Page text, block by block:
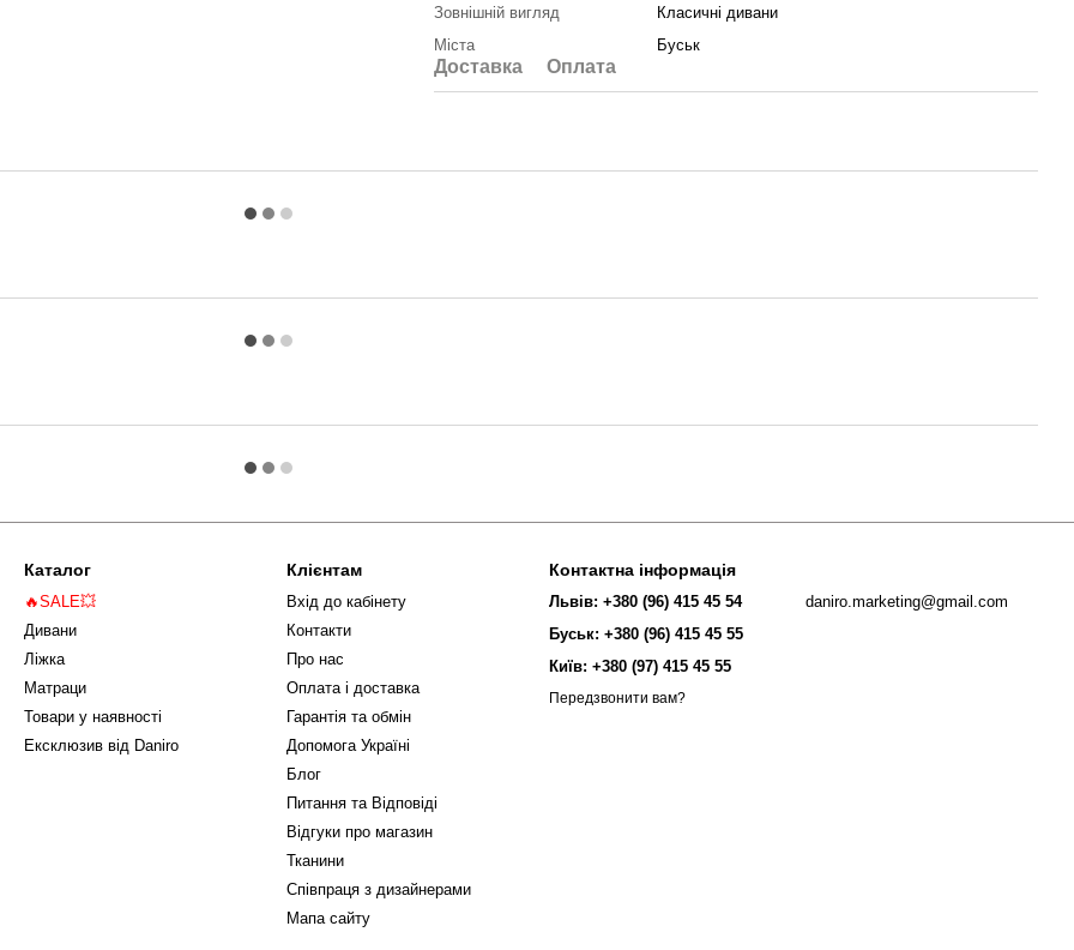
Зовнішній вигляд
Класичні дивани
Міста
Буськ
Доставка Оплата
Каталог
🔥SALE💥
Дивани
Ліжка
Матраци
Товари у наявності
Ексклюзив від Daniro
Клієнтам
Вхід до кабінету
Контакти
Про нас
Оплата і доставка
Гарантія та обмін
Допомога Україні
Блог
Питання та Відповіді
Відгуки про магазин
Тканини
Співпраця з дизайнерами
Мапа сайту
Контактна інформація
Львів: +380 (96) 415 45 54
Буськ: +380 (96) 415 45 55
Київ: +380 (97) 415 45 55
Передзвонити вам?
daniro.marketing@gmail.com